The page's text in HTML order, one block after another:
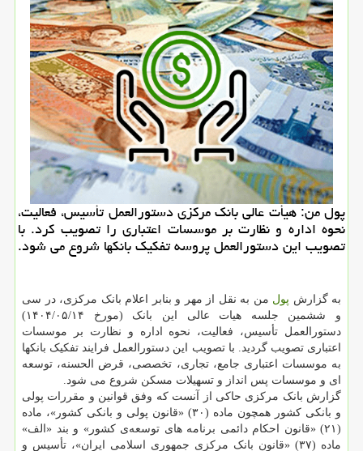
پول من: هیأت عالی بانک مرکزی دستورالعمل تأسیس، فعالیت،
نحوه اداره و نظارت بر موسسات اعتباری را تصویب کرد. با
تصویب این دستورالعمل پروسه تفکیک بانکها شروع می شود.
به گزارش پول من به نقل از مهر و بنابر اعلام بانک مرکزی، در سی
و ششمین جلسه هیات عالی این بانک (مورخ ۱۴۰۴/۰۵/۱۴)
دستورالعمل تأسیس، فعالیت، نحوه اداره و نظارت بر موسسات
اعتباری تصویب گردید. با تصویب این دستورالعمل فرایند تفکیک بانکها
به موسسات اعتباری جامع، تجاری، تخصصی، قرض الحسنه، توسعه
ای و موسسات پس انداز و تسهیلات مسکن شروع می شود.
گزارش بانک مرکزی حاکی از آنست که وفق قوانین و مقررات پولی
و بانکی کشور همچون ماده (۳۰) «قانون پولی و بانکی کشور»، ماده
(۲۱) «قانون احکام دائمی برنامه های توسعه‌ی کشور» و بند «الف»
ماده (۳۷) «قانون بانک مرکزی جمهوری اسلامی ایران»، تأسیس و